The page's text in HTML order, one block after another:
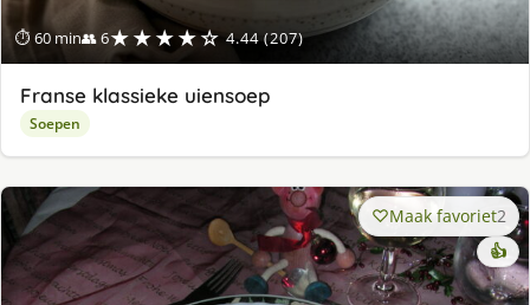
⏱ 60 min👥 6★★★★☆ 4.44 (207)
Franse klassieke uiensoep
Soepen
Maak favoriet2
👍